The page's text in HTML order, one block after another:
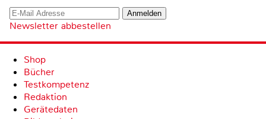
Newsletter abbestellen
Shop
Bücher
Testkompetenz
Redaktion
Gerätedaten